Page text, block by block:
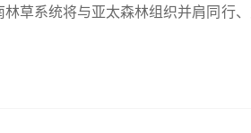
草系统将与亚太森林组织并肩同行